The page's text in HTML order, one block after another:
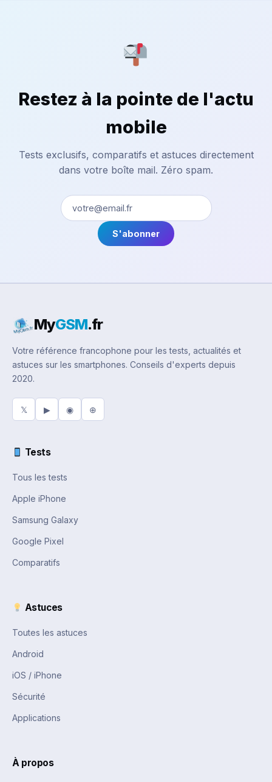
Restez à la pointe de l'actu
mobile
Tests exclusifs, comparatifs et astuces directement
dans votre boîte mail. Zéro spam.
S'abonner
MyGSM.fr
Votre référence francophone pour les tests, actualités et
astuces sur les smartphones. Conseils d'experts depuis
2020.
𝕏 ▶ ◉ ⊕
Tests
Tous les tests
Apple iPhone
Samsung Galaxy
Google Pixel
Comparatifs
Astuces
Toutes les astuces
Android
iOS / iPhone
Sécurité
Applications
À propos